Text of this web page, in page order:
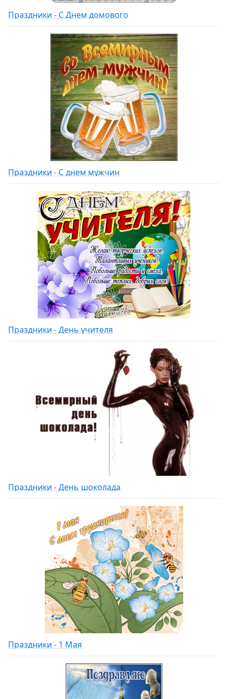
Праздники - С Днем домового
Праздники - С днем мужчин
Праздники - День учителя
Праздники - День шоколада
Праздники - 1 Мая